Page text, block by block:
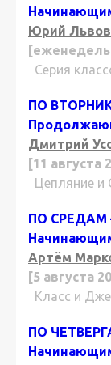
Юрий Львов
Серия
ПО
Дмитрий
[11 августа
Цепляние и
ПО СРЕДАМ
Артём
[5 августа
Класс и
ПО